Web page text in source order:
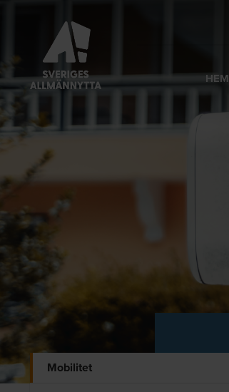
HEM
Mobilitet